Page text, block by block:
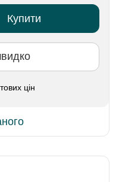
Купити
цін